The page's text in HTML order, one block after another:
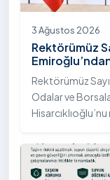
3 Ağustos 2026
Rektörümüz
Rektörümüz
Odalar ve
Emiroğlu